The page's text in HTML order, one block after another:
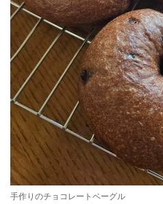
手作りのチョコレートベーグル